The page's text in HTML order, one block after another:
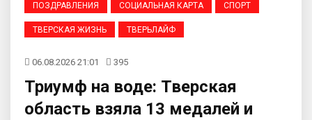
ПОЗДРАВЛЕНИЯ СОЦИАЛЬНАЯ КАРТА СПОРТ
ТВЕРСКАЯ ЖИЗНЬ ТВЕРЬЛАЙФ
06.08.2026 21:01 395
Триумф на воде: Тверская
область взяла 13 медалей и